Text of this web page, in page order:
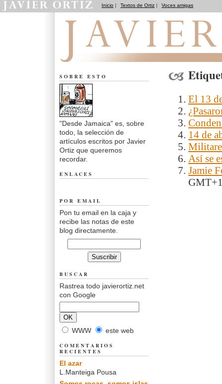
Inicio | Textos de Ortiz | Voces amigas
El 13
14 de
Así se
Jamie
SOBRE ESTO
"Desde Jamaica" es, sobre
todo, la selección de
artículos escritos por Javier
Ortiz que queremos
recordar.
ENLACES
POR EMAIL
Pon tu email en la caja y
recibe las notas de este
blog directamente.
BUSCAR
Rastrea todo javierortiz.net
con Google
WWW este web
COMENTARIOS
RECIENTES
El azar
L.Manteiga Pousa